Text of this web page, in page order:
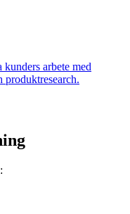
arbete med